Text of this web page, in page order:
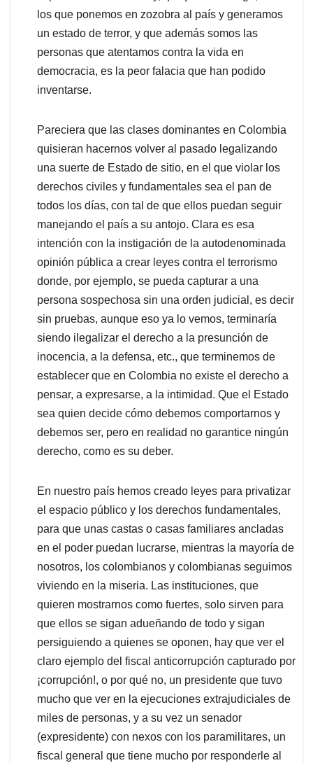
los que ponemos en zozobra al país y generamos
un estado de terror, y que además somos las
personas que atentamos contra la vida en
democracia, es la peor falacia que han podido
inventarse.
Pareciera que las clases dominantes en Colombia
quisieran hacernos volver al pasado legalizando
una suerte de Estado de sitio, en el que violar los
derechos civiles y fundamentales sea el pan de
todos los días, con tal de que ellos puedan seguir
manejando el país a su antojo. Clara es esa
intención con la instigación de la autodenominada
opinión pública a crear leyes contra el terrorismo
donde, por ejemplo, se pueda capturar a una
persona sospechosa sin una orden judicial, es decir
sin pruebas, aunque eso ya lo vemos, terminaría
siendo ilegalizar el derecho a la presunción de
inocencia, a la defensa, etc., que terminemos de
establecer que en Colombia no existe el derecho a
pensar, a expresarse, a la intimidad. Que el Estado
sea quien decide cómo debemos comportarnos y
debemos ser, pero en realidad no garantice ningún
derecho, como es su deber.
En nuestro país hemos creado leyes para privatizar
el espacio público y los derechos fundamentales,
para que unas castas o casas familiares ancladas
en el poder puedan lucrarse, mientras la mayoría de
nosotros, los colombianos y colombianas seguimos
viviendo en la miseria. Las instituciones, que
quieren mostrarnos como fuertes, solo sirven para
que ellos se sigan adueñando de todo y sigan
persiguiendo a quienes se oponen, hay que ver el
claro ejemplo del fiscal anticorrupción capturado por
¡corrupción!, o por qué no, un presidente que tuvo
mucho que ver en la ejecuciones extrajudiciales de
miles de personas, y a su vez un senador
(expresidente) con nexos con los paramilitares, un
fiscal general que tiene mucho por responderle al